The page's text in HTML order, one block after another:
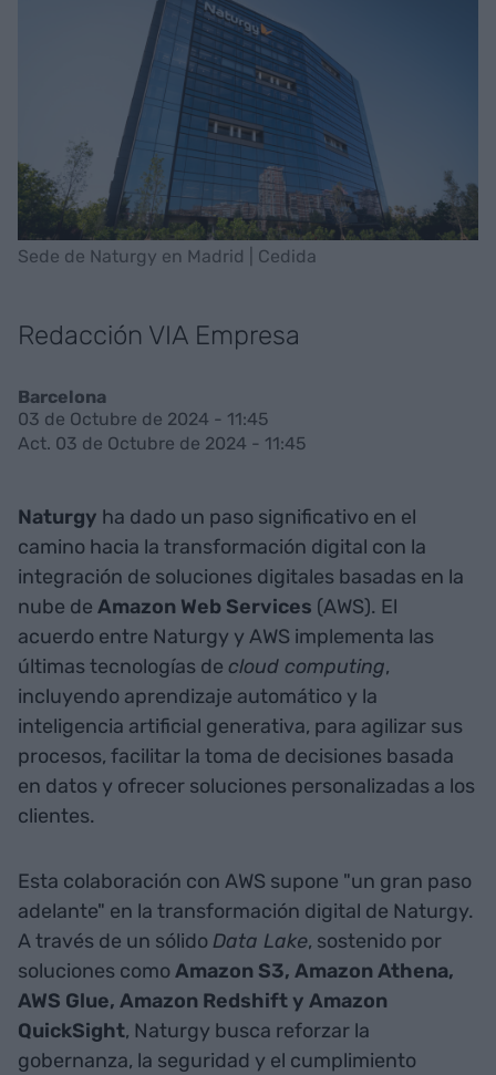
Sede de Naturgy en Madrid | Cedida
Redacción VIA Empresa
Barcelona
03 de Octubre de 2024 - 11:45
Act. 03 de Octubre de 2024 - 11:45
Naturgy ha dado un paso significativo en el
camino hacia la transformación digital con la
integración de soluciones digitales basadas en la
nube de Amazon Web Services (AWS). El
acuerdo entre Naturgy y AWS implementa las
últimas tecnologías de cloud computing,
incluyendo aprendizaje automático y la
inteligencia artificial generativa, para agilizar sus
procesos, facilitar la toma de decisiones basada
en datos y ofrecer soluciones personalizadas a los
clientes.
Esta colaboración con AWS supone "un gran paso
adelante" en la transformación digital de Naturgy.
A través de un sólidoData Lake, sostenido por
soluciones comoAmazon S3, Amazon Athena,
AWS Glue, Amazon Redshift y Amazon
QuickSight, Naturgy busca reforzar la
gobernanza, la seguridad y el cumplimiento